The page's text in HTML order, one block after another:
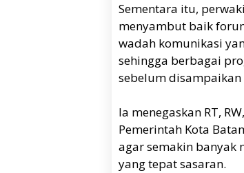
Sementara itu,
menyambut baik
wadah komunikasi
sehingga berbagai
sebelum
Ia menegaskan RT,
Pemerintah Kota
agar semakin banyak
yang tepat sasaran.